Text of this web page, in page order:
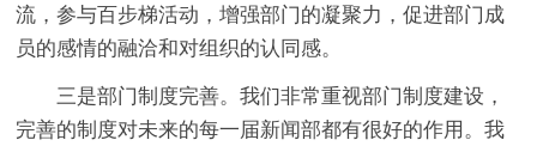
流，参与百步梯活动，增强部门的凝聚力，促进部门成
员的感情的融洽和对组织的认同感。
三是部门制度完善。我们非常重视部门制度建设，
完善的制度对未来的每一届新闻部都有很好的作用。我